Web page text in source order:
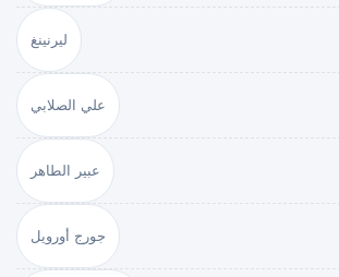
ليرنينغ
علي الصلابي
عبير الطاهر
جورج أورويل